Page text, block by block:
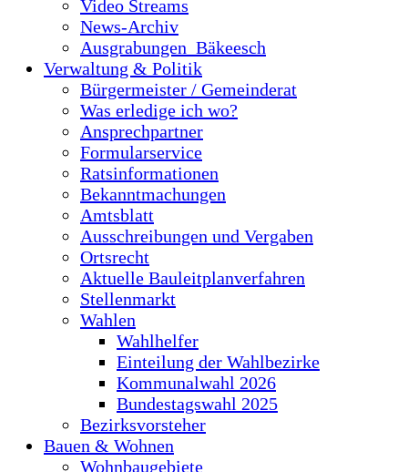
Video Streams
News-Archiv
Ausgrabungen_Bäkeesch
Verwaltung & Politik
Bürgermeister / Gemeinderat
Was erledige ich wo?
Ansprechpartner
Formularservice
Ratsinformationen
Bekanntmachungen
Amtsblatt
Ausschreibungen und Vergaben
Ortsrecht
Aktuelle Bauleitplanverfahren
Stellenmarkt
Wahlen
Wahlhelfer
Einteilung der Wahlbezirke
Kommunalwahl 2026
Bundestagswahl 2025
Bezirksvorsteher
Bauen & Wohnen
Wohnbaugebiete